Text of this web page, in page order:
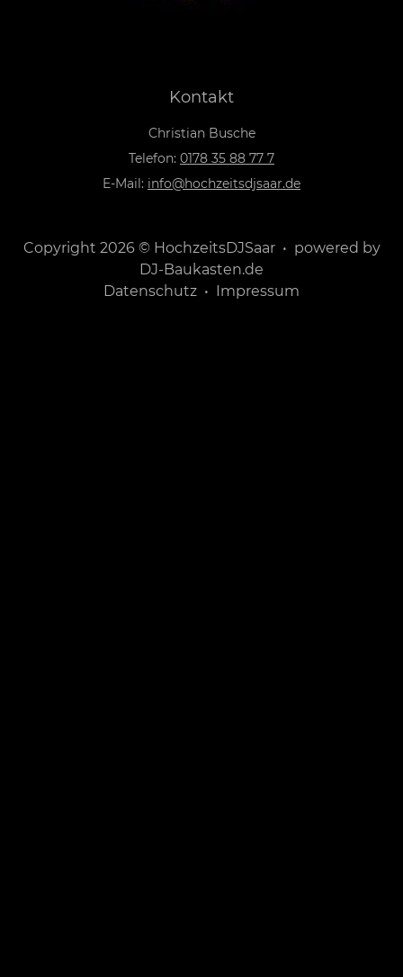
Kontakt
Christian Busche
Telefon: 0178 35 88 77 7
E-Mail: info@hochzeitsdjsaar.de
Copyright 2026 © HochzeitsDJSaar • powered by
DJ-Baukasten.de
Datenschutz • Impressum